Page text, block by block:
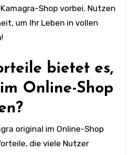
Shop vorbei. Nutzen
um Ihr Leben in vollen
bietet es,
Online-Shop
original im Online-Shop
die viele Nutzer